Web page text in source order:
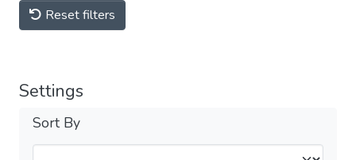
Reset filters
Settings
Sort By